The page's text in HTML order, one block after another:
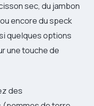
sec, du jambon
encore du speck
quelques options
une touche de
des